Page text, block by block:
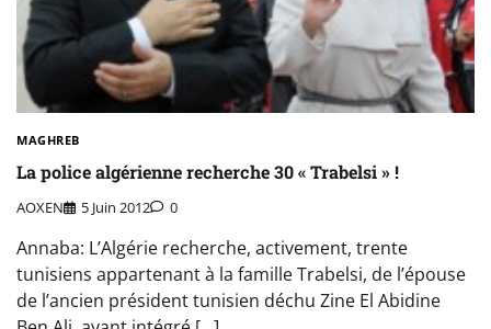
MAGHREB
La police algérienne recherche 30 « Trabelsi » !
AOXEN 5 Juin 2012 0
Annaba: L’Algérie recherche, activement, trente
tunisiens appartenant à la famille Trabelsi, de l’épouse
de l’ancien président tunisien déchu Zine El Abidine